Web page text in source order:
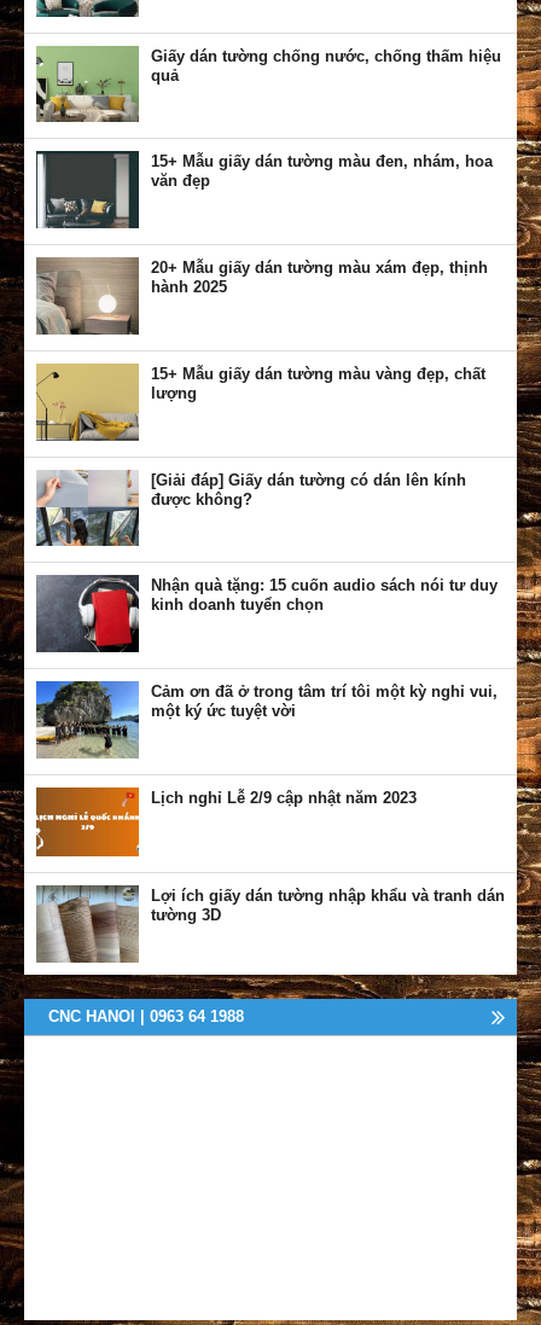
Giấy dán tường chống nước, chống thấm hiệu
quả
15+ Mẫu giấy dán tường màu đen, nhám, hoa
văn đẹp
20+ Mẫu giấy dán tường màu xám đẹp, thịnh
hành 2025
15+ Mẫu giấy dán tường màu vàng đẹp, chất
lượng
[Giải đáp] Giấy dán tường có dán lên kính
được không?
Nhận quà tặng: 15 cuốn audio sách nói tư duy
kinh doanh tuyển chọn
Cảm ơn đã ở trong tâm trí tôi một kỳ nghỉ vui,
một ký ức tuyệt vời
Lịch nghỉ Lễ 2/9 cập nhật năm 2023
Lợi ích giấy dán tường nhập khẩu và tranh dán
tường 3D
CNC HANOI | 0963 64 1988